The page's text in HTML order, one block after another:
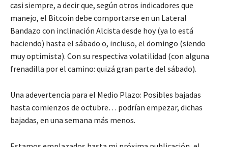
casi siempre, a decir que, según otros indicadores que
manejo, el Bitcoin debe comportarse en un Lateral
Bandazo con inclinación Alcista desde hoy (ya lo está
haciendo) hasta el sábado o, incluso, el domingo (siendo
muy optimista). Con su respectiva volatilidad (con alguna
frenadilla por el camino: quizá gran parte del sábado).
Una adevertencia para el Medio Plazo: Posibles bajadas
hasta comienzos de octubre… podrían empezar, dichas
bajadas, en una semana más menos.